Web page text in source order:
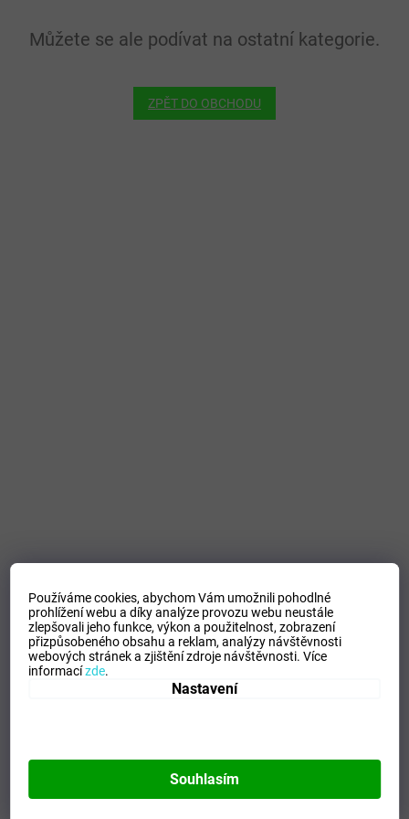
Používáme cookies, abychom Vám umožnili pohodlné
prohlížení webu a díky analýze provozu webu neustále
zlepšovali jeho funkce, výkon a použitelnost,zobrazení
přizpůsobeného obsahu a reklam, analýzy návštěvnosti
webových stránek a zjištění zdroje návštěvnosti.Více
informacízde.
Nastavení
Souhlasím
Můžete se ale podívat na ostatní kategorie.
ZPĚT DO OBCHODU